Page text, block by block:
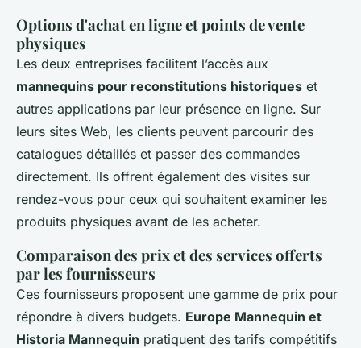
Options d'achat en ligne et points de vente
physiques
Les deux entreprises facilitent l’accès aux
mannequins pour reconstitutions historiques et
autres applications par leur présence en ligne. Sur
leurs sites Web, les clients peuvent parcourir des
catalogues détaillés et passer des commandes
directement. Ils offrent également des visites sur
rendez-vous pour ceux qui souhaitent examiner les
produits physiques avant de les acheter.
Comparaison des prix et des services offerts
par les fournisseurs
Ces fournisseurs proposent une gamme de prix pour
répondre à divers budgets. Europe Mannequin et
Historia Mannequin pratiquent des tarifs compétitifs